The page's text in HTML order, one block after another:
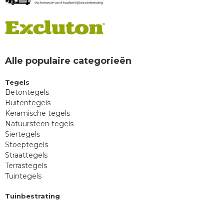
Alle populaire categorieën
Tegels
Betontegels
Buitentegels
Keramische tegels
Natuursteen tegels
Siertegels
Stoeptegels
Straattegels
Terrastegels
Tuintegels
Tuinbestrating